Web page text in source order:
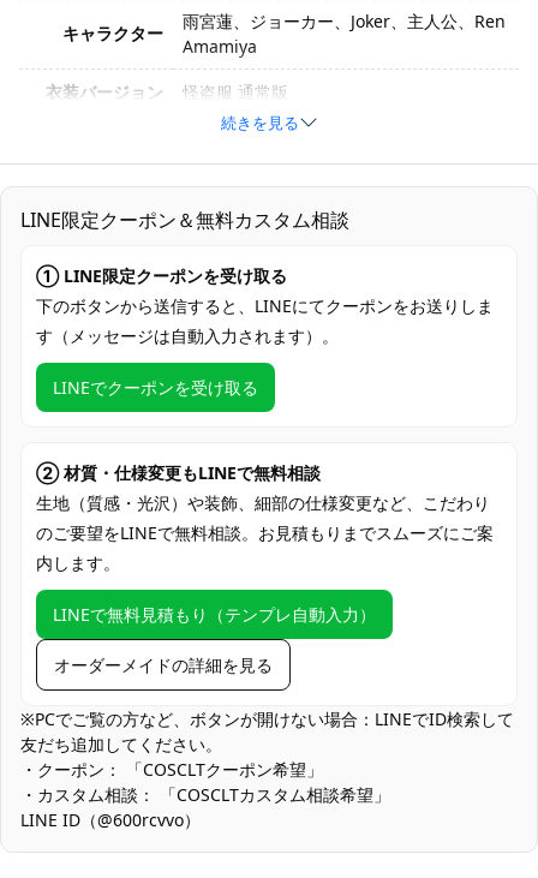
キャラクター
雨宮蓮、ジョーカー、Joker、主人公、Ren
Amamiya
衣装バージョン
怪盗服 通常版
XS、S、M、L、XL
素材
コスプレ専用生地
セット内容
コート、胸飾り、インナー、ズボン
発送予定
加工に7～15営業日、配送に5～7営業日
（※土日祝除く）、合計で12～22営業日程
度でお届け
支払い方法
クレジットカード（VISA、Master、JCB、
Discover、AMERICAN EXPRESS）、
使用場所
コミケ・即売会、アニメ／ゲーム系大型イ
ベント、スタジオ撮影会、ロケ撮影（夜
景・街撮り）、ハロウィン仮装、コスプレ
併せ、ステージ・朗読劇・学園祭、SNS投
コスプレ対象
コスプレ愛好家、アニメや漫画、ゲームフ
ァン、出演者
収納方法
他の衣類と同じく、清潔に乾燥を保ち、鋭
い物によっての破れを避けてください。
商品状態
新品未使用
濃色生地は摩擦や汗による色移りの可能性があります。淡色イン
ナーとの組み合わせ時は事前に色移りテストを行い、洗濯は単独
でやさしく手洗いしてください。
続きを見る
LINE限定クーポン＆無料カスタム相談
① LINE限定クーポンを受け取る
下のボタンから送信すると、LINEにてクーポンをお送りしま
す（メッセージは自動入力されます）。
LINEでクーポンを受け取る
② 材質・仕様変更もLINEで無料相談
生地（質感・光沢）や装飾、細部の仕様変更など、こだわり
のご要望をLINEで無料相談。お見積もりまでスムーズにご案
内します。
LINEで無料見積もり（テンプレ自動入力）
オーダーメイドの詳細を見る
※PCでご覧の方など、ボタンが開けない場合：LINEでID検索して
友だち追加してください。
・クーポン： 「COSCLTクーポン希望」
・カスタム相談： 「COSCLTカスタム相談希望」
LINE ID（@600rcvvo）